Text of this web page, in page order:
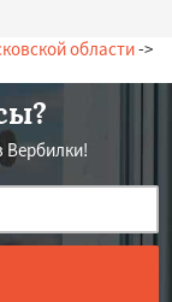
области->
Вербилки!